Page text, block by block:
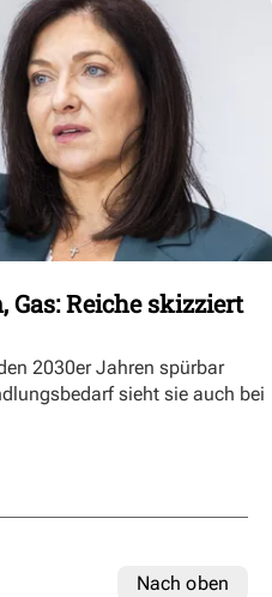
Gas: Reiche skizziert
2030er Jahren spürbar
sieht sie auch bei
Nach oben